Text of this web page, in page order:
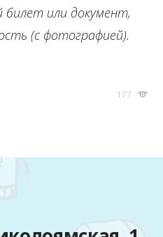
билет или документ,
(с фотографией).
177